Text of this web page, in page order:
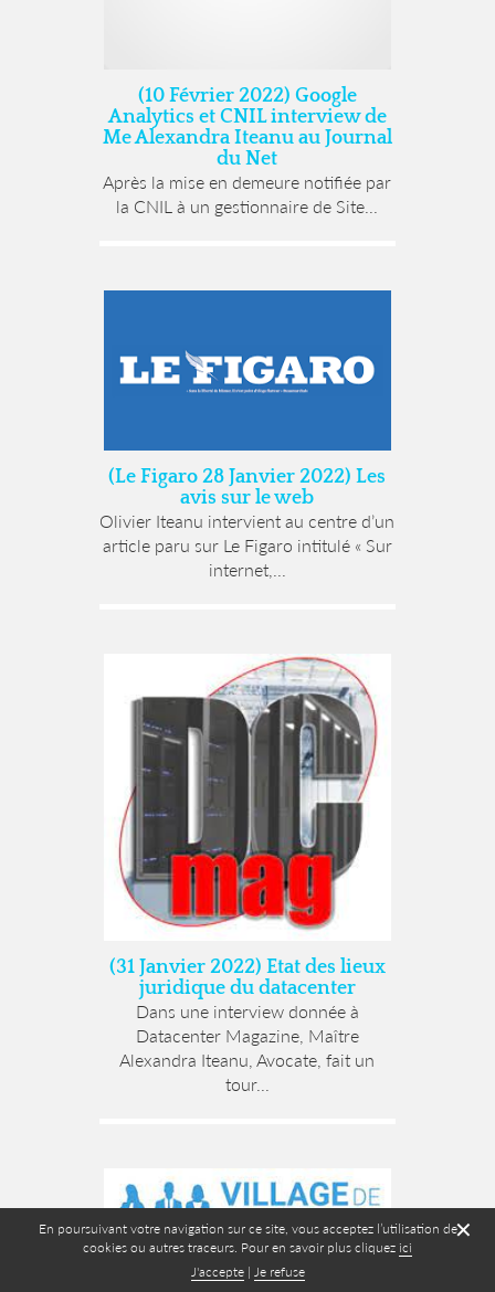
✕
En poursuivant votre navigation sur ce site, vous acceptez l’utilisation de
cookies ou autres traceurs. Pour en savoir plus cliquez ici
J'accepte| Je refuse
(10 Février 2022) Google
Analytics et CNIL interview de
Me Alexandra Iteanu au Journal
du Net
Après la mise en demeure notifiée par
la CNIL à un gestionnaire de Site...
(Le Figaro 28 Janvier 2022) Les
avis sur le web
Olivier Iteanu intervient au centre d’un
article paru sur Le Figaro intitulé « Sur
internet,...
(31 Janvier 2022) Etat des lieux
juridique du datacenter
Dans une interview donnée à
Datacenter Magazine, Maître
Alexandra Iteanu, Avocate, fait un
tour...